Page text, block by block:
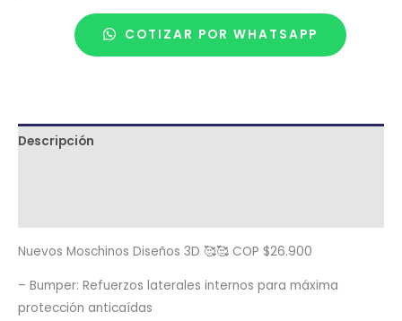
COTIZAR POR WHATSAPP
Descripción
Nuevos Moschinos Diseños 3D 🥰🥰 COP $26.900
– Bumper: Refuerzos laterales internos para máxima
protección anticaídas